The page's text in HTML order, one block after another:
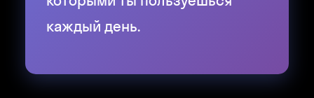
каждый день.